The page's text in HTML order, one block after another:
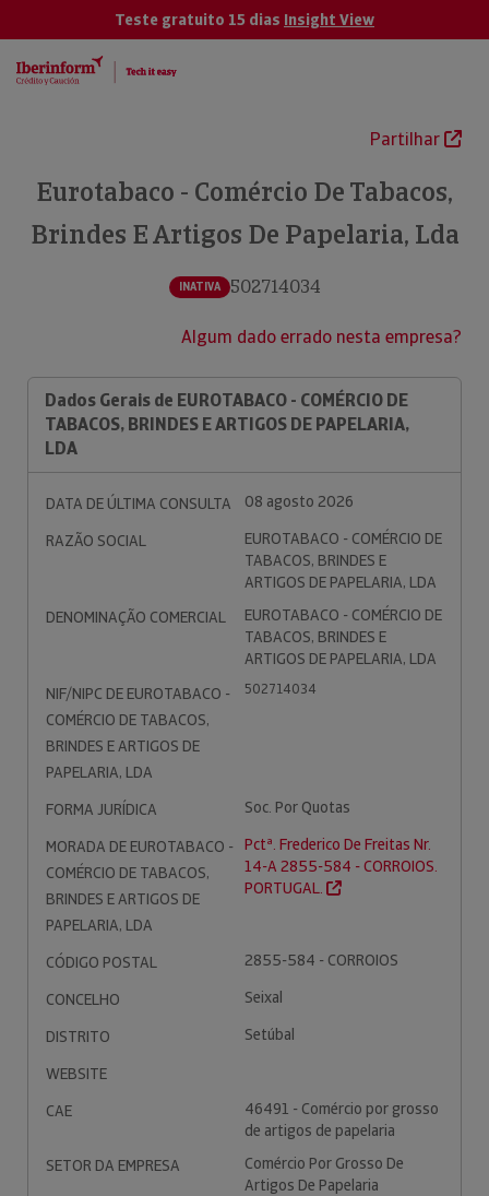
Teste gratuito 15 dias Insight View
Partilhar
Eurotabaco - Comércio De Tabacos,
Brindes E Artigos De Papelaria, Lda
INATIVA 502714034
Algum dado errado nesta empresa?
Dados Gerais de EUROTABACO - COMÉRCIO DE
TABACOS, BRINDES E ARTIGOS DE PAPELARIA,
LDA
DATA DE ÚLTIMA CONSULTA
08 agosto 2026
RAZÃO SOCIAL
EUROTABACO - COMÉRCIO DE
TABACOS, BRINDES E
ARTIGOS DE PAPELARIA, LDA
DENOMINAÇÃO COMERCIAL
EUROTABACO - COMÉRCIO DE
TABACOS, BRINDES E
ARTIGOS DE PAPELARIA, LDA
NIF/NIPC DE EUROTABACO -
COMÉRCIO DE TABACOS,
BRINDES E ARTIGOS DE
PAPELARIA, LDA
502714034
FORMA JURÍDICA
Soc. Por Quotas
MORADA DE EUROTABACO -
COMÉRCIO DE TABACOS,
BRINDES E ARTIGOS DE
PAPELARIA, LDA
Pctª. Frederico De Freitas Nr.
14-A 2855-584 - CORROIOS.
PORTUGAL.
CÓDIGO POSTAL
2855-584 - CORROIOS
CONCELHO
Seixal
DISTRITO
Setúbal
WEBSITE
CAE
46491 - Comércio por grosso
de artigos de papelaria
SETOR DA EMPRESA
Comércio Por Grosso De
Artigos De Papelaria